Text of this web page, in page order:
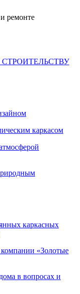
ремонте
каркасом
каркасных
«Золотые
в вопросах и